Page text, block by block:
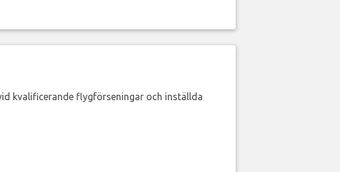
kvalificerande flygförseningar och inställda